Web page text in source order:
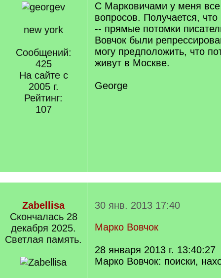
new york
Сообщений:
425
На сайте с
2005 г.
Рейтинг:
107
С Марковичами у меня
вопросов. Получается,
-- прямые потомки
Вовчок были
могу предположить, что
живут в Москве.
George
Zabellisa
Cкончалась 28
декабря 2025.
Светлая память.
30 янв. 2013 17:40
Марко Вовчок
28 января 2013 г. 13:40:27
Марко Вовчок: поиски,